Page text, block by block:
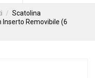
Scatolina
Inserto Removibile (6